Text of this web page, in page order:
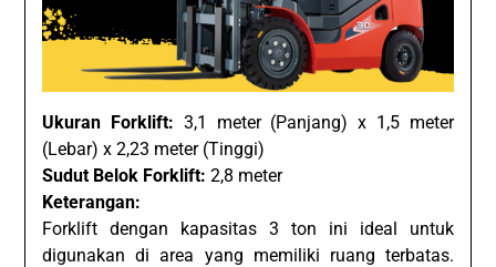
Ukuran Forklift: 3,1 meter (Panjang) x 1,5 meter
(Lebar) x 2,23 meter (Tinggi)
Sudut Belok Forklift: 2,8 meter
Keterangan:
Forklift dengan kapasitas 3 ton ini ideal untuk
digunakan di area yang memiliki ruang terbatas.